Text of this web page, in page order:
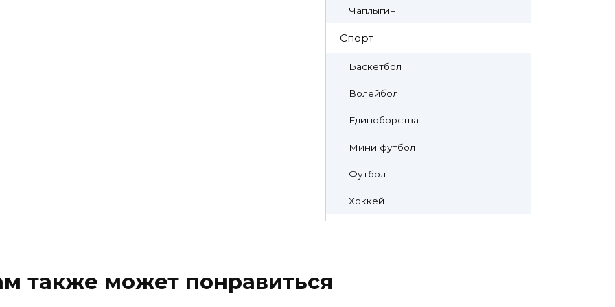
Чаплыгин
Спорт
Баскетбол
Волейбол
Единоборства
Мини футбол
Футбол
Хоккей
также может понравиться